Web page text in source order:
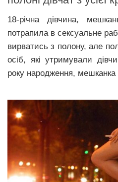
18-річна дівчина,
потрапила в сексуальне
вирватись з полону, але
осіб, які утримували
року народження, мешканка